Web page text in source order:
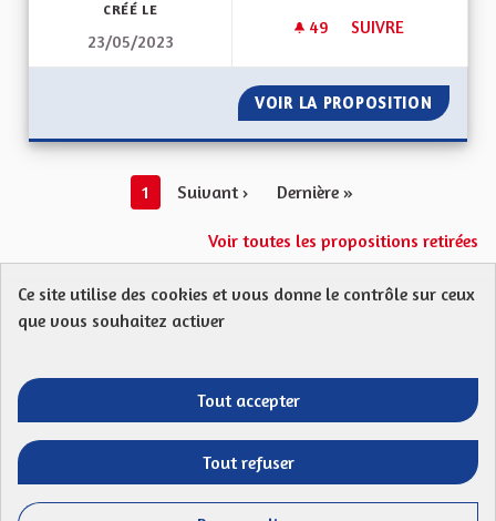
CRÉÉ LE
23/05/2023
49 49 ABONNÉS
SUIVRE
VOIR LA PROPOSITION
1 Suivant › Dernière »
Voir toutes les propositions retirées
Protection des Données
Télécharger les fichiers Open Data
Entre vos mains - Collectivité
Entre vos mains - Collectivité
Entre vos mains - Collectivité
Entre vos mains -
(Lien externe)
Ce site utilise des cookies et vous donne le contrôle sur ceux
que vous souhaitez activer
Tout accepter
Tout refuser